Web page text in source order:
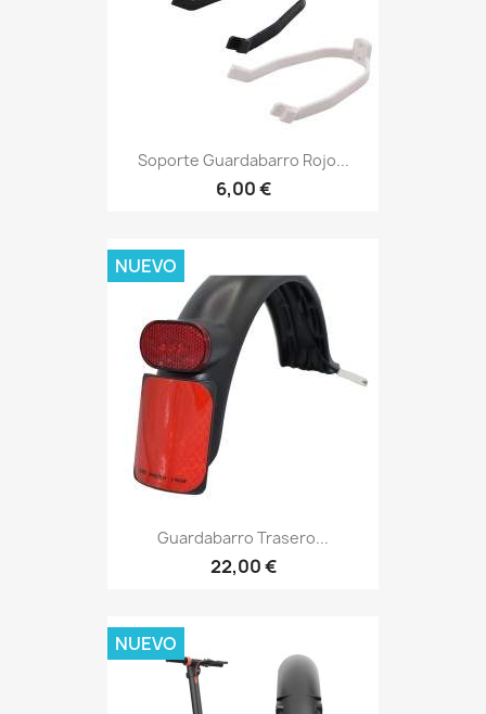
Soporte Guardabarro Rojo...
6,00 €
Guardabarro Trasero...
22,00 €
NUEVO
NUEVO